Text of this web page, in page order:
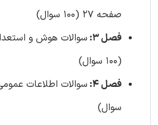
صفحه 27 (100 سوال)
فصل 3:
(100 سوال)
فصل 4:
سوال)